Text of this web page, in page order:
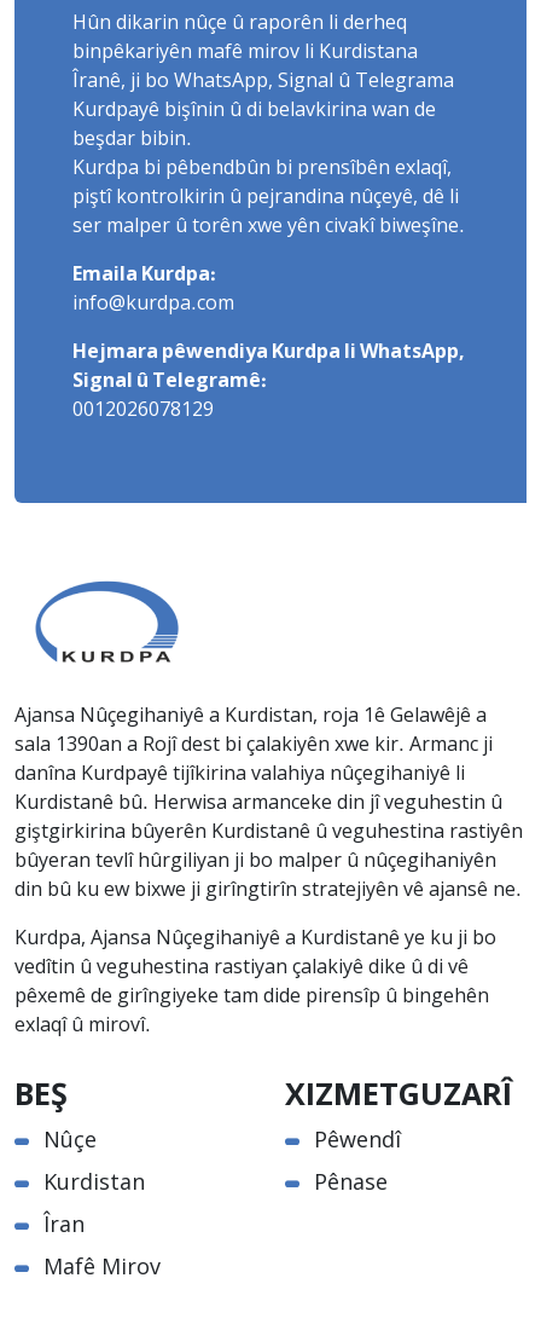
Hûn dikarin nûçe û raporên li derheq
binpêkariyên mafê mirov li Kurdistana
Îranê, ji bo WhatsApp, Signal û Telegrama
Kurdpayê bişînin û di belavkirina wan de
beşdar bibin.
Kurdpa bi pêbendbûn bi prensîbên exlaqî,
piştî kontrolkirin û pejrandina nûçeyê, dê li
ser malper û torên xwe yên civakî biweşîne.
Emaila Kurdpa:
info@kurdpa.com
Hejmara pêwendiya Kurdpa li WhatsApp,
Signal û Telegramê:
0012026078129
Ajansa Nûçegihaniyê a Kurdistan, roja 1ê Gelawêjê a
sala 1390an a Rojî dest bi çalakiyên xwe kir. Armanc ji
danîna Kurdpayê tijîkirina valahiya nûçegihaniyê li
Kurdistanê bû. Herwisa armanceke din jî veguhestin û
giştgirkirina bûyerên Kurdistanê û veguhestina rastiyên
bûyeran tevlî hûrgiliyan ji bo malper û nûçegihaniyên
din bû ku ew bixwe ji girîngtirîn stratejiyên vê ajansê ne.
Kurdpa, Ajansa Nûçegihaniyê a Kurdistanê ye ku ji bo
vedîtin û veguhestina rastiyan çalakiyê dike û di vê
pêxemê de girîngiyeke tam dide pirensîp û bingehên
exlaqî û mirovî.
BEŞ
Nûçe
Kurdistan
Îran
Mafê Mirov
XIZMETGUZARÎ
Pêwendî
Pênase